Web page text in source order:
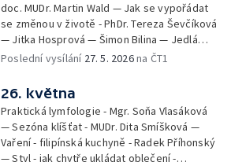
doc. MUDr. Martin Wald — Jak se vypořádat
se změnou v životě - PhDr. Tereza Ševčíková
— Jitka Hosprová — Šimon Bilina — Jedlá
zahrada - Petra Matějková — Kulturní tipy
Poslední vysílání 27. 5. 2026na ČT1
26. května
Praktická lymfologie - Mgr. Soňa Vlasáková
— Sezóna klíšťat - MUDr. Dita Smíšková —
Vaření - filipínská kuchyně - Radek Příhonský
— Styl - jak chytře ukládat oblečení -